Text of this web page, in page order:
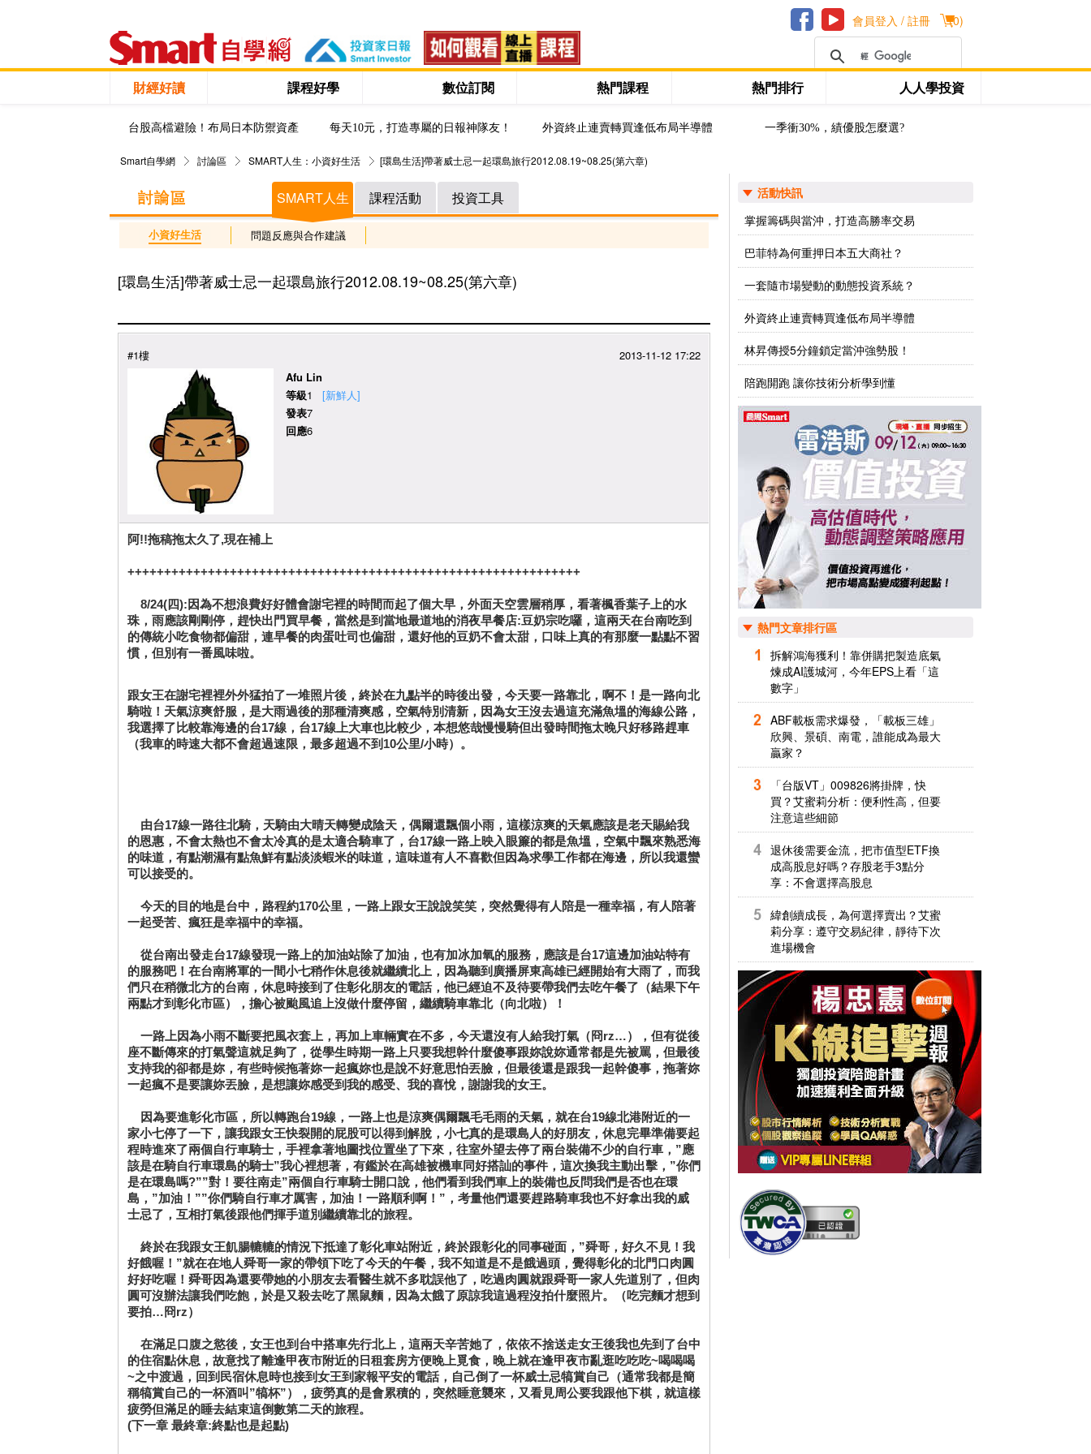
(0)
會員登入 / 註冊
財經好讀 課程好學 數位訂閱 熱門課程 熱門排行 人人學投資
台股高檔避險！布局日本防禦資產 每天10元，打造專屬的日報神隊友！ 外資終止連賣轉買逢低布局半導體 一季衝30%，績優股怎麼選?
Smart自學網 討論區 SMART人生：小資好生活 [環島生活]帶著威士忌一起環島旅行2012.08.19~08.25(第六章)
SMART人生 課程活動 投資工具
小資好生活 問題反應與合作建議
[環島生活]帶著威士忌一起環島旅行2012.08.19~08.25(第六章)
#1樓
2013-11-12 17:22
Afu Lin
等級1
[新鮮人]
發表7
回應6
阿!!拖稿拖太久了,現在補上
++++++++++++++++++++++++++++++++++++++++++++++++++++++++++++++
8/24(四):因為不想浪費好好體會謝宅裡的時間而起了個大早，外面天空雲層稍厚，看著楓香葉子上的水
珠，雨應該剛剛停，趕快出門買早餐，當然是到當地最道地的消夜早餐店:豆奶宗吃囉，這兩天在台南吃到
的傳統小吃食物都偏甜，連早餐的肉蛋吐司也偏甜，還好他的豆奶不會太甜，口味上真的有那麼一點點不習
慣，但別有一番風味啦。
跟女王在謝宅裡裡外外猛拍了一堆照片後，終於在九點半的時後出發，今天要一路靠北，啊不！是一路向北
騎啦！天氣涼爽舒服，是大雨過後的那種清爽感，空氣特別清新，因為女王沒去過這充滿魚塭的海線公路，
我選擇了比較靠海邊的台17線，台17線上大車也比較少，本想悠哉慢慢騎但出發時間拖太晚只好移路趕車
（我車的時速大都不會超過速限，最多超過不到10公里/小時）。
由台17線一路往北騎，天騎由大晴天轉變成陰天，偶爾還飄個小雨，這樣涼爽的天氣應該是老天賜給我
的恩惠，不會太熱也不會太冷真的是太適合騎車了，台17線一路上映入眼簾的都是魚塭，空氣中飄來熟悉海
的味道，有點潮濕有點魚鮮有點淡淡蝦米的味道，這味道有人不喜歡但因為求學工作都在海邊，所以我還蠻
可以接受的。
今天的目的地是台中，路程約170公里，一路上跟女王說說笑笑，突然覺得有人陪是一種幸福，有人陪著
一起受苦、瘋狂是幸福中的幸福。
從台南出發走台17線發現一路上的加油站除了加油，也有加冰加氧的服務，應該是台17這邊加油站特有
的服務吧！在台南將軍的一間小七稍作休息後就繼續北上，因為聽到廣播屏東高雄已經開始有大雨了，而我
們只在稍微北方的台南，休息時接到了住彰化朋友的電話，他已經迫不及待要帶我們去吃午餐了（結果下午
兩點才到彰化市區），擔心被颱風追上沒做什麼停留，繼續騎車靠北（向北啦）！
一路上因為小雨不斷要把風衣套上，再加上車輛實在不多，今天還沒有人給我打氣（冏rz…），但有從後
座不斷傳來的打氣聲這就足夠了，從學生時期一路上只要我想幹什麼傻事跟妳說妳通常都是先被罵，但最後
支持我的卻都是妳，有些時候拖著妳一起瘋妳也是說不好意思怕丟臉，但最後還是跟我一起幹傻事，拖著妳
一起瘋不是要讓妳丟臉，是想讓妳感受到我的感受、我的喜悅，謝謝我的女王。
因為要進彰化市區，所以轉跑台19線，一路上也是涼爽偶爾飄毛毛雨的天氣，就在台19線北港附近的一
家小七停了一下，讓我跟女王快裂開的屁股可以得到解脫，小七真的是環島人的好朋友，休息完畢準備要起
程時進來了兩個自行車騎士，手裡拿著地圖找位置坐了下來，往室外望去停了兩台裝備不少的自行車，”應
該是在騎自行車環島的騎士”我心裡想著，有鑑於在高雄被機車同好搭訕的事件，這次換我主動出擊，”你們
是在環島嗎?””對！要往南走”兩個自行車騎士開口說，他們看到我們車上的裝備也反問我們是否也在環
島，”加油！””你們騎自行車才厲害，加油！一路順利啊！”，考量他們還要趕路騎車我也不好拿出我的威
士忌了，互相打氣後跟他們揮手道別繼續靠北的旅程。
終於在我跟女王飢腸轆轆的情況下抵達了彰化車站附近，終於跟彰化的同事碰面，”舜哥，好久不見！我
好餓喔！”就在在地人舜哥一家的帶領下吃了今天的午餐，我不知道是不是餓過頭，覺得彰化的北門口肉圓
好好吃喔！舜哥因為還要帶她的小朋友去看醫生就不多耽誤他了，吃過肉圓就跟舜哥一家人先道別了，但肉
圓可沒辦法讓我們吃飽，於是又殺去吃了黑鼠麵，因為太餓了原諒我這過程沒拍什麼照片。（吃完麵才想到
要拍…冏rz）
在滿足口腹之慾後，女王也到台中搭車先行北上，這兩天辛苦她了，依依不捨送走女王後我也先到了台中
的住宿點休息，故意找了離逢甲夜市附近的日租套房方便晚上覓食，晚上就在逢甲夜市亂逛吃吃吃~喝喝喝
~之中渡過，回到民宿休息時也接到女王到家報平安的電話，自己倒了一杯威士忌犒賞自己（通常我都是簡
稱犒賞自己的一杯酒叫”犒杯”），疲勞真的是會累積的，突然睡意襲來，又看見周公要我跟他下棋，就這樣
疲勞但滿足的睡去結束這倒數第二天的旅程。
(下一章 最終章:終點也是起點)
活動快訊
掌握籌碼與當沖，打造高勝率交易
巴菲特為何重押日本五大商社？
一套隨市場變動的動態投資系統？
外資終止連賣轉買逢低布局半導體
林昇傳授5分鐘鎖定當沖強勢股！
陪跑開跑 讓你技術分析學到懂
熱門文章排行區
拆解鴻海獲利！靠併購把製造底氣
煉成AI護城河，今年EPS上看「這
數字」
ABF載板需求爆發，「載板三雄」
欣興、景碩、南電，誰能成為最大
贏家？
「台版VT」009826將掛牌，快
買？艾蜜莉分析：便利性高，但要
注意這些細節
退休後需要金流，把市值型ETF換
成高股息好嗎？存股老手3點分
享：不會選擇高股息
緯創續成長，為何選擇賣出？艾蜜
莉分享：遵守交易紀律，靜待下次
進場機會